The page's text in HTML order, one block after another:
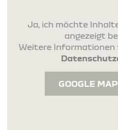
Ja, ich möchte
angezeigt
Weitere Informationen
GOOGLE